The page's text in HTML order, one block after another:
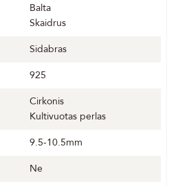
Balta
Skaidrus
Sidabras
925
Cirkonis
Kultivuotas perlas
9.5-10.5mm
Ne